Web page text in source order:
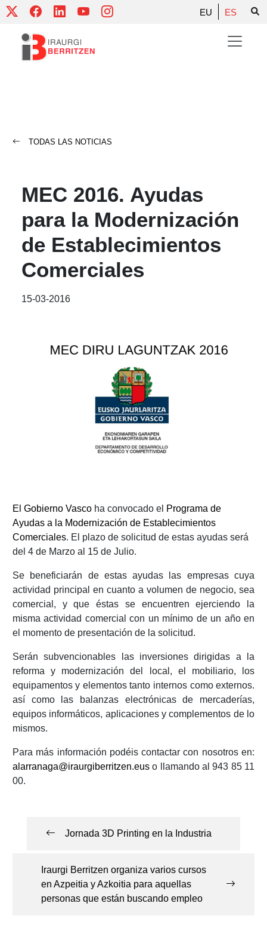
Skip
content
EU ES
TODAS LAS NOTICIAS
MEC 2016. Ayudas
para la Modernización
de Establecimientos
Comerciales
15-03-2016
El Gobierno Vascoha convocado el Programa de
Ayudas a la Modernización de Establecimientos
Comerciales. El plazo de solicitud de estas ayudas será
del 4 de Marzo al 15 de Julio.
Se beneficiarán de estas ayudas las empresas cuya
actividad principal en cuanto a volumen de negocio, sea
comercial, y que éstas se encuentren ejerciendo la
misma actividad comercial con un mínimo de un año en
el momento de presentación de la solicitud.
Serán subvencionables las inversiones dirigidas a la
reforma y modernización del local, el mobiliario, los
equipamentos y elementos tanto internos como externos.
así como las balanzas electrónicas de mercaderías,
equipos informáticos, aplicaciones y complementos de lo
mismos.
Para más información podéis contactar con nosotros en:
alarranaga@iraurgiberritzen.euso llamando al 943 85 11
00.
entradas
Jornada 3D Printing en la Industria
Iraurgi Berritzen organiza varios cursos
en Azpeitia y Azkoitia para aquellas
personas que están buscando empleo